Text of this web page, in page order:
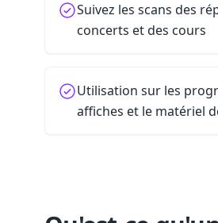
Suivez les scans des
concerts et des cours
Utilisation sur les
affiches et le matériel